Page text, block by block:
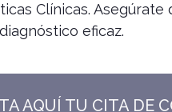
Clínicas. Asegúrate
eficaz.
AQUÍ TU CITA DE